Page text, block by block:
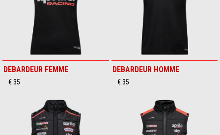
DEBARDEUR FEMME
€ 35
DEBARDEUR HOMME
€ 35